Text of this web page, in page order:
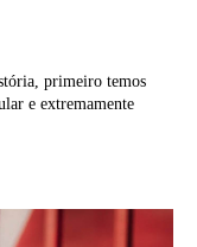
primeiro temos
e extremamente